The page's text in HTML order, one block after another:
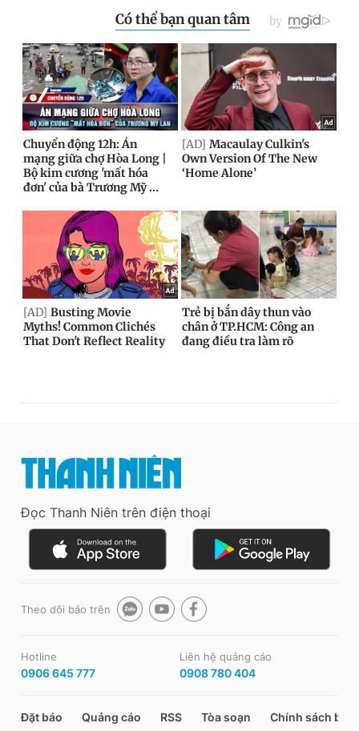
Đọc Thanh Niên trên điện thoại
Theo dõi báo trên
Hotline
0906 645 777
Liên hệ quảng cáo
0908 780 404
Đặt báo Quảng cáo RSS Tòa soạn Chính sách bảo